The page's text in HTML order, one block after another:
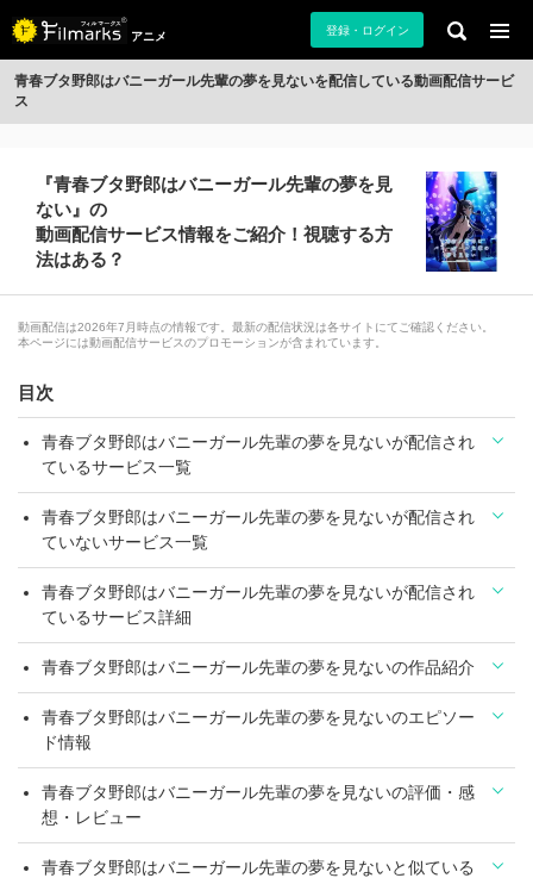
アニメ 登録・ログイン
青春ブタ野郎はバニーガール先輩の夢を見ないを配信している動画配信サービ
ス
『青春ブタ野郎はバニーガール先輩の夢を見
ない』の
動画配信サービス情報をご紹介！視聴する方
法はある？
動画配信は2026年7月時点の情報です。最新の配信状況は各サイトにてご確認ください。
本ページには動画配信サービスのプロモーションが含まれています。
目次
青春ブタ野郎はバニーガール先輩の夢を見ないが配信され
ているサービス一覧
青春ブタ野郎はバニーガール先輩の夢を見ないが配信され
ていないサービス一覧
青春ブタ野郎はバニーガール先輩の夢を見ないが配信され
ているサービス詳細
青春ブタ野郎はバニーガール先輩の夢を見ないの作品紹介
青春ブタ野郎はバニーガール先輩の夢を見ないのエピソー
ド情報
青春ブタ野郎はバニーガール先輩の夢を見ないの評価・感
想・レビュー
青春ブタ野郎はバニーガール先輩の夢を見ないと似ている